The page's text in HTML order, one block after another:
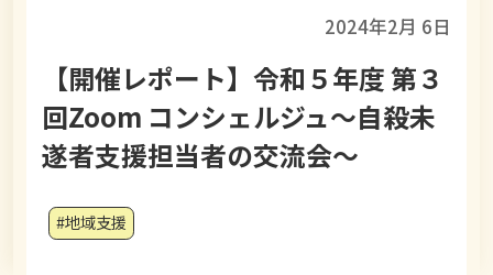
2024年2月 6日
【開催レポート】令和５年度 第３
回Zoom コンシェルジュ〜自殺未
遂者支援担当者の交流会〜
#地域支援